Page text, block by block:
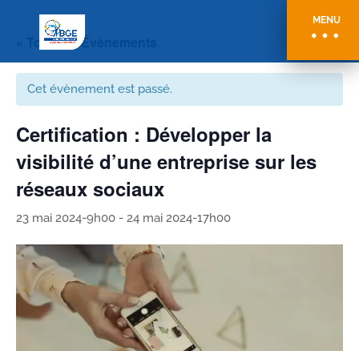
MENU
« Tous les Évènements
Cet évènement est passé.
Certification : Développer la
visibilité d’une entreprise sur les
réseaux sociaux
23 mai 2024-9h00 - 24 mai 2024-17h00